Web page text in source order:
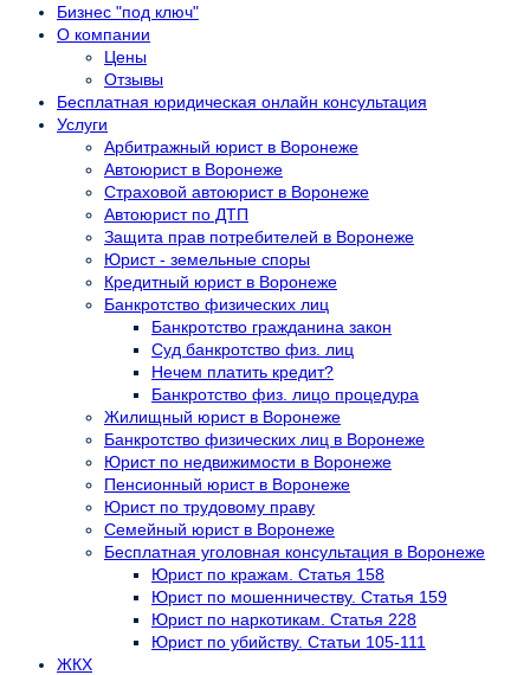
Бизнес "под ключ"
О компании
Цены
Отзывы
Бесплатная юридическая онлайн консультация
Услуги
Арбитражный юрист в Воронеже
Автоюрист в Воронеже
Страховой автоюрист в Воронеже
Автоюрист по ДТП
Защита прав потребителей в Воронеже
Юрист - земельные споры
Кредитный юрист в Воронеже
Банкротство физических лиц
Банкротство гражданина закон
Суд банкротство физ. лиц
Нечем платить кредит?
Банкротство физ. лицо процедура
Жилищный юрист в Воронеже
Банкротство физических лиц в Воронеже
Юрист по недвижимости в Воронеже
Пенсионный юрист в Воронеже
Юрист по трудовому праву
Семейный юрист в Воронеже
Бесплатная уголовная консультация в Воронеже
Юрист по кражам. Статья 158
Юрист по мошенничеству. Статья 159
Юрист по наркотикам. Статья 228
Юрист по убийству. Статьи 105-111
ЖКХ